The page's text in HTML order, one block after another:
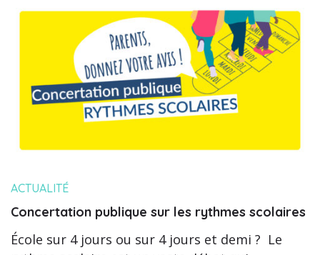
ACTUALITÉ
Concertation publique sur les rythmes scolaires
École sur 4 jours ou sur 4 jours et demi ? Le